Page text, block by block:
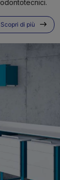
odontotecnici.
Scopri di più